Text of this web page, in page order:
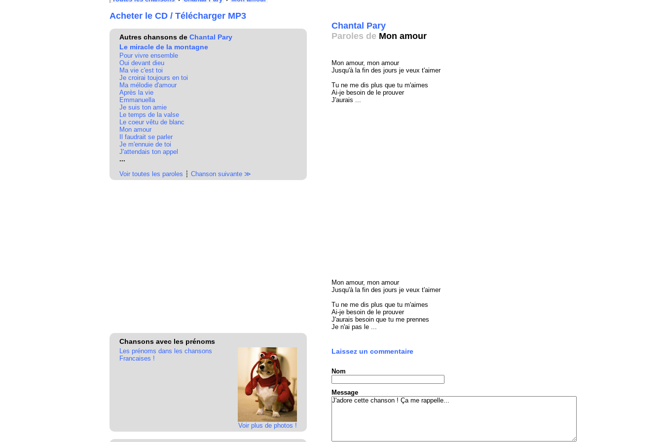
Acheter le CD / Télécharger MP3
Autres chansons de Chantal Pary
Le miracle de la montagne
Pour vivre ensemble
Oui devant dieu
Ma vie c'est toi
Je croirai toujours en toi
Ma mélodie d'amour
Après la vie
Emmanuella
Je suis ton amie
Le temps de la valse
Le coeur vêtu de blanc
Mon amour
Il faudrait se parler
Je m'ennuie de toi
J'attendais ton appel
...
Voir toutes les paroles ┆ Chanson suivante ≫
Chansons avec les prénoms
Voir plus de photos !
Les prénoms dans les chansons
Francaises !
Chantal Pary
Paroles de Mon amour
Mon amour, mon amour
Jusqu'à la fin des jours je veux t'aimer
Tu ne me dis plus que tu m'aimes
Ai-je besoin de le prouver
J'aurais ...
Mon amour, mon amour
Jusqu'à la fin des jours je veux t'aimer
Tu ne me dis plus que tu m'aimes
Ai-je besoin de le prouver
J'aurais besoin que tu me prennes
Je n'ai pas le ...
Laissez un commentaire
Nom
Message